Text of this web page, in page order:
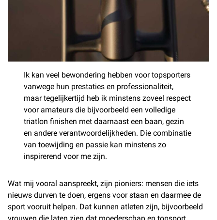
Ik kan veel bewondering hebben voor topsporters
vanwege hun prestaties en professionaliteit,
maar tegelijkertijd heb ik minstens zoveel respect
voor amateurs die bijvoorbeeld een volledige
triatlon finishen met daarnaast een baan, gezin
en andere verantwoordelijkheden. Die combinatie
van toewijding en passie kan minstens zo
inspirerend voor me zijn.
Wat mij vooral aanspreekt, zijn pioniers: mensen die iets
nieuws durven te doen, ergens voor staan en daarmee de
sport vooruit helpen. Dat kunnen atleten zijn, bijvoorbeeld
vrouwen die laten zien dat moederschap en topsport